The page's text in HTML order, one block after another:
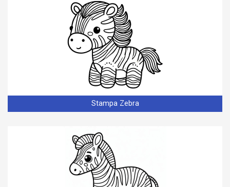
Stampa Zebra